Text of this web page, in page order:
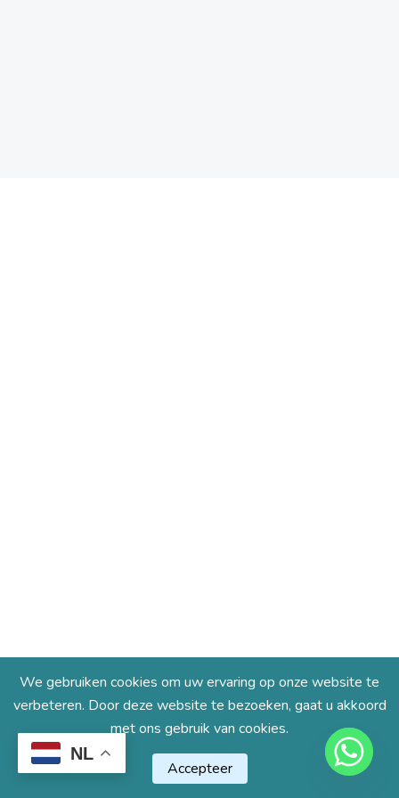
NL
We gebruiken cookies om uw ervaring op onze website te
verbeteren. Door deze website te bezoeken, gaat u akkoord
met ons gebruik van cookies.
Accepteer